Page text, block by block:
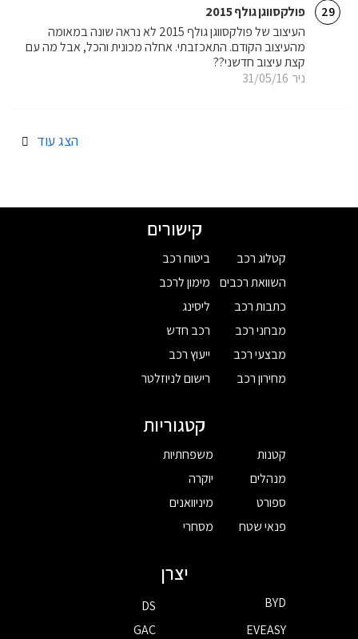
29 פולקסווגן גולף 2015
ניר 31/05/16
העיצוב של פולקסווגן גולף 2015 לא נראה שונה במאומה
מהעיצוב הקודם. התאכזבתי. אחלה מכונית והכל, אבל מה עם
קצת עיצוב חדשני??
הצג עוד
קישורים
קטלוג רכב
השוואת רכבים
כתבות רכב
מבחני רכב
מבצעי רכב
מחירון רכב
ביטוח רכב
מימון לרכב
ליסינג
רכב חדש
ייעוץ רכב
רישום לניוזלטר
קטגוריות
קטנות
מנהלים
ספורט
פנאי שטח
משפחתיות
יוקרה
מיניוואנים
מסחרי
יצרן
BYD
DS
EVEASY
GAC